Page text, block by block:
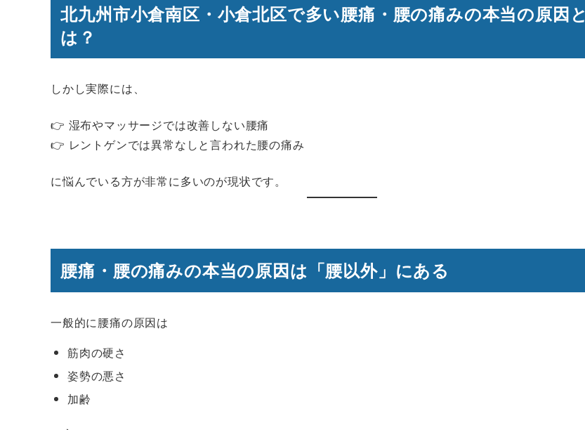
北九州市小倉南区・小倉北区で多い腰痛・腰の痛みの本当の原因と
は？
しかし実際には、
👉 湿布やマッサージでは改善しない腰痛
👉 レントゲンでは異常なしと言われた腰の痛み
に悩んでいる方が非常に多いのが現状です。
腰痛・腰の痛みの本当の原因は「腰以外」にある
一般的に腰痛の原因は
筋肉の硬さ
姿勢の悪さ
加齢